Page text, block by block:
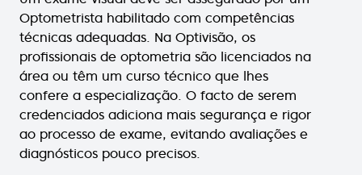
Optometrista habilitado com competências
técnicas adequadas. Na Optivisão, os
profissionais de optometria são licenciados na
área ou têm um curso técnico que lhes
confere a especialização. O facto de serem
credenciados adiciona mais segurança e rigor
ao processo de exame, evitando avaliações e
diagnósticos pouco precisos.